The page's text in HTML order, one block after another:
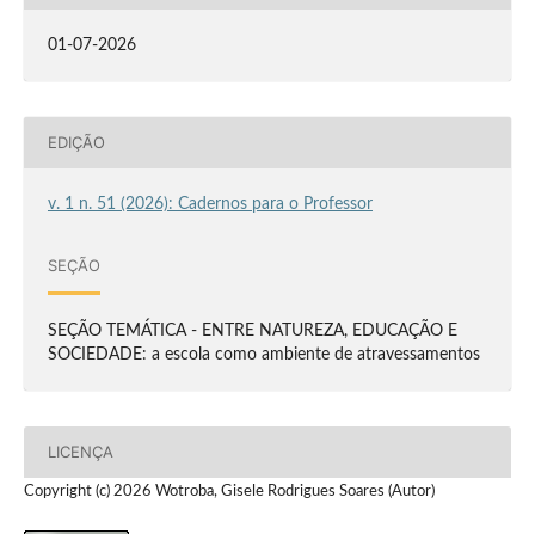
01-07-2026
EDIÇÃO
v. 1 n. 51 (2026): Cadernos para o Professor
SEÇÃO
SEÇÃO TEMÁTICA - ENTRE NATUREZA, EDUCAÇÃO E
SOCIEDADE: a escola como ambiente de atravessamentos
LICENÇA
Copyright (c) 2026 Wotroba, Gisele Rodrigues Soares (Autor)